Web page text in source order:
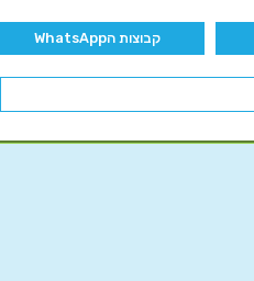
קבוצות הWhatsApp